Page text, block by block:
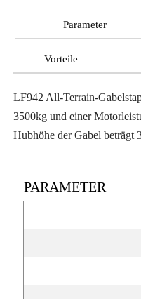
Parameter
Vorteile
LF942 All-Terrain-
3500kg und einer
Hubhöhe der Gabel beträgt
PARAMETER